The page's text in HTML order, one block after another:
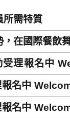
所需特質
，在國際餐飲
理報名中
報名中
報名中